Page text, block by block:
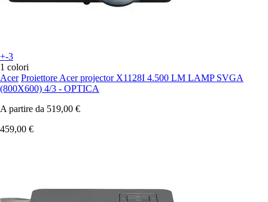
+-3
1 colori
Acer Proiettore Acer projector X1128I 4.500 LM LAMP SVGA
(800X600) 4/3 - OPTICA
A partire da 519,00 €
459,00 €